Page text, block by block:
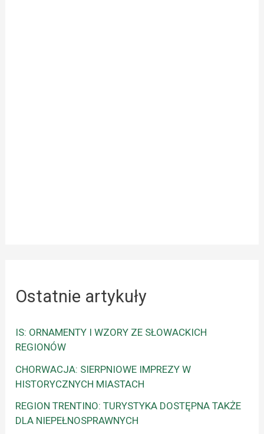
Ostatnie artykuły
IS: ORNAMENTY I WZORY ZE SŁOWACKICH
REGIONÓW
CHORWACJA: SIERPNIOWE IMPREZY W
HISTORYCZNYCH MIASTACH
REGION TRENTINO: TURYSTYKA DOSTĘPNA TAKŻE
DLA NIEPEŁNOSPRAWNYCH